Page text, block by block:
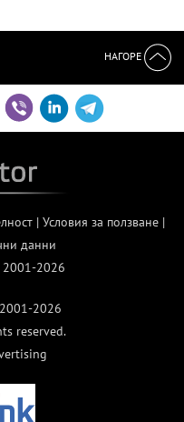
НАГОРЕ
| Условия за ползване|
данни
2001-2026
2026
reserved.